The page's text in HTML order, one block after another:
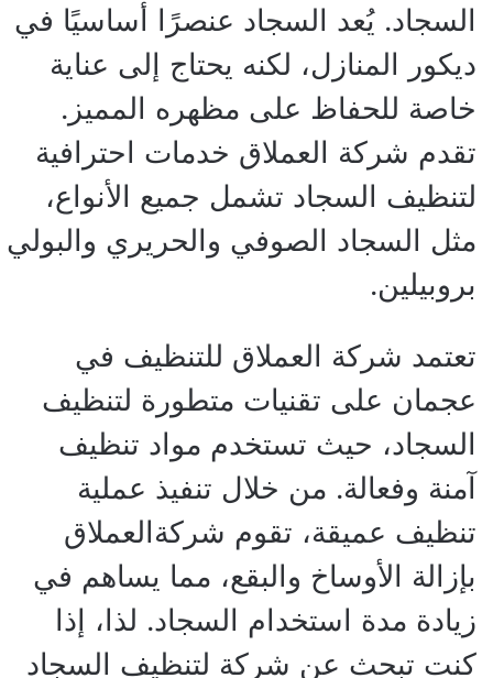
السجاد. يُعد السجاد عنصرًا أساسيًا في
ديكور المنازل، لكنه يحتاج إلى عناية
خاصة للحفاظ على مظهره المميز.
تقدم شركة العملاق خدمات احترافية
لتنظيف السجاد تشمل جميع الأنواع،
مثل السجاد الصوفي والحريري والبولي
بروبيلين.
تعتمد شركة العملاق للتنظيف في
عجمان على تقنيات متطورة لتنظيف
السجاد، حيث تستخدم مواد تنظيف
آمنة وفعالة. من خلال تنفيذ عملية
تنظيف عميقة، تقوم شركةالعملاق
بإزالة الأوساخ والبقع، مما يساهم في
زيادة مدة استخدام السجاد. لذا، إذا
كنت تبحث عن شركة لتنظيف السجاد